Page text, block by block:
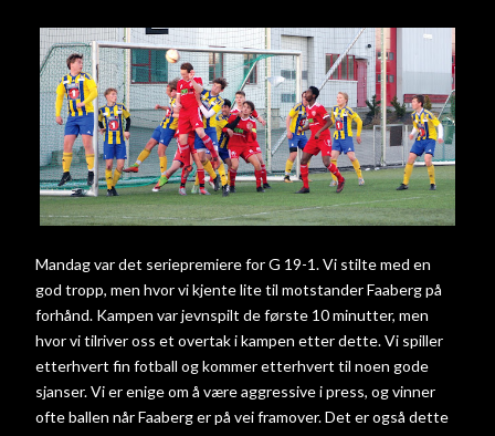
Mandag var det seriepremiere for G 19-1. Vi stilte med en
god tropp, men hvor vi kjente lite til motstander Faaberg på
forhånd. Kampen var jevnspilt de første 10 minutter, men
hvor vi tilriver oss et overtak i kampen etter dette. Vi spiller
etterhvert fin fotball og kommer etterhvert til noen gode
sjanser. Vi er enige om å være aggressive i press, og vinner
ofte ballen når Faaberg er på vei framover. Det er også dette